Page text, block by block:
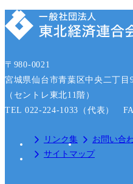
〒980-0021
宮城県仙台市青葉区中央二丁目
（セントレ東北11階）
TEL 022-224-1033（代表）
リンク集 お問い合
サイトマップ